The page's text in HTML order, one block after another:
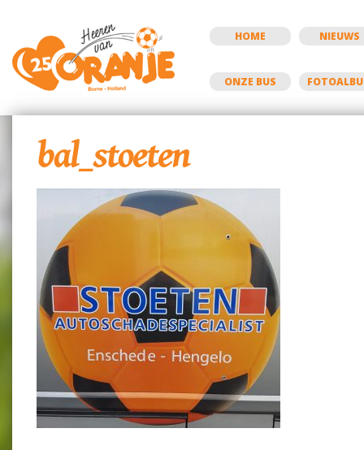
HOME NIEUWS
ONZE BUS
bal_stoeten